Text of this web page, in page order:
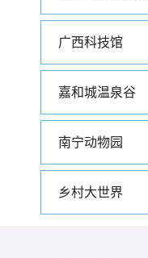
广西科技馆
嘉和城温泉谷
南宁动物园
乡村大世界